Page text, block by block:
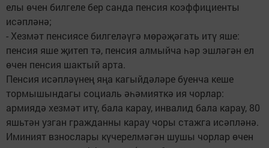
елы өчен билгеле бер санда пенсия коэффициенты
исәпләнә;
- Хезмәт пенсиясе билгеләүгә мөрәҗәгать итү яше:
пенсия яше җитеп тә, пенсия алмыйча һәр эшләгән ел
өчен пенсия шактый арта.
Пенсия исәпләүнең яңа кагыйдәләре буенча кеше
тормышындагы социаль әһәмияткә ия чорлар:
армиядә хезмәт итү, бала карау, инвалид бала карау, 80
яшьтән узган гражданны карау чоры стажга исәпләнә.
Иминият взнослары күчерелмәгән шушы чорлар өчен